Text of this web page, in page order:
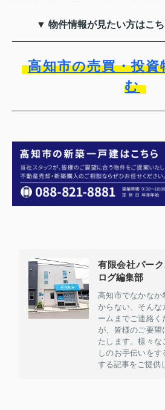
▼ 物件情報が見たい方はこ
高知市の売買・投
む
有限会社パー
ログ編集部
高知市でなかなか
からない、そんな
ームまでご連絡く
が、皆様のご要
たします。様々な
しのお手伝いを
する記事をご提供